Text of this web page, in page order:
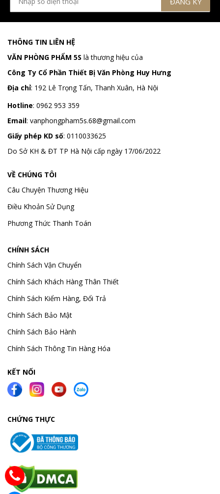
THÔNG TIN LIÊN HỆ
VĂN PHÒNG PHẨM 5S là thương hiệu của
Công Ty Cổ Phần Thiết Bị Văn Phòng Huy Hưng
Địa chỉ: 192 Lê Trọng Tấn, Thanh Xuân, Hà Nội
Hotline: 0962 953 359
Email: vanphongpham5s.68@gmail.com
Giấy phép KD số: 0110033625
Do Sở KH & ĐT TP Hà Nội cấp ngày 17/06/2022
VỀ CHÚNG TÔI
Câu Chuyện Thương Hiệu
Điều Khoản Sử Dụng
Phương Thức Thanh Toán
CHÍNH SÁCH
Chính Sách Vận Chuyển
Chính Sách Khách Hàng Thân Thiết
Chính Sách Kiểm Hàng, Đổi Trả
Chính Sách Bảo Mật
Chính Sách Bảo Hành
Chính Sách Thông Tin Hàng Hóa
KẾT NỐI
CHỨNG THỰC